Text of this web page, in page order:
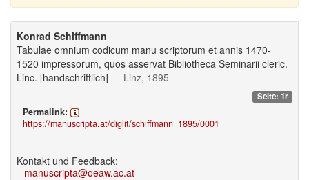
Konrad Schiffmann
Tabulae omnium codicum manu scriptorum et annis 1470-
1520 impressorum, quos asservat Bibliotheca Seminarii cleric.
Linc. [handschriftlich] — Linz, 1895
Seite: 1r
Permalink:
https://manuscripta.at/diglit/schiffmann_1895/0001
Kontakt und Feedback:
manuscripta@oeaw.ac.at